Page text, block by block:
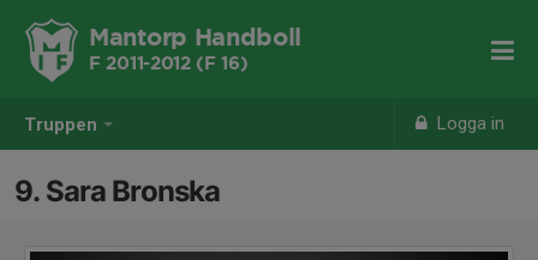
Truppen Logga in
Mantorp Handboll
F 2011-2012 (F 16)
9. Sara Bronska